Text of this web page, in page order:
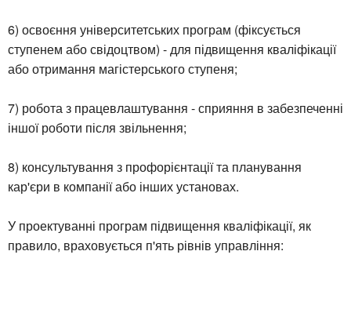
6) освоєння університетських програм (фіксується
ступенем або свідоцтвом) - для підвищення кваліфікації
або отримання магістерського ступеня;
7) робота з працевлаштування - сприяння в забезпеченні
іншої роботи після звільнення;
8) консультування з профорієнтації та планування
кар'єри в компанії або інших установах.
У проектуванні програм підвищення кваліфікації, як
правило, враховується п'ять рівнів управління: